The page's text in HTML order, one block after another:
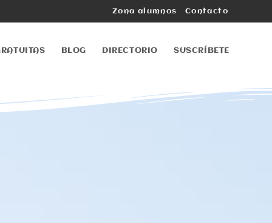
Zona alumnos Contacto
BLOG DIRECTORIO SUSCRÍBETE